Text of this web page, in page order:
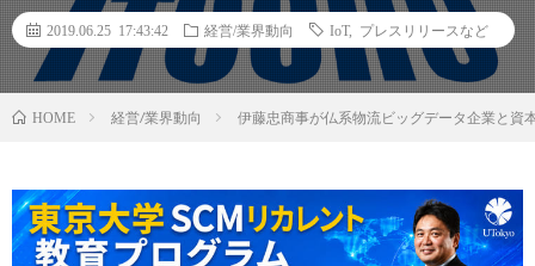
2019.06.25 17:43:42 経営/業界動向 IoT, プレスリリースなど
HOME 経営/業界動向 伊藤忠商事が仏系物流ビッグデータ企業と資